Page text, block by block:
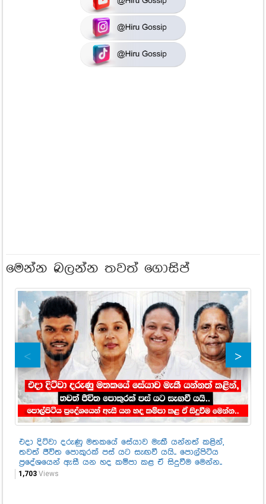
මෙන්න බලන්න තවත් ගොසිප්
එදා දිට්වා දරුණු මතකයේ සේයාව මැකී යන්නත් කළින්,
තවත් ජීවිත පොකුරක් පස් යට සැඟවී යයි.. පොල්පිටිය
ප්‍රදේශයෙන් ඇසී යන හද කම්පා කළ ඒ සිදුවීම මෙන්න..
1,703 Views